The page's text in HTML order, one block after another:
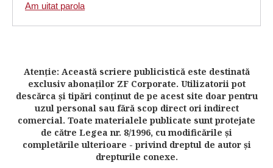
Am uitat parola
Atenţie: Această scriere publicistică este destinată
exclusiv abonaţilor ZF Corporate. Utilizatorii pot
descărca şi tipări conţinut de pe acest site doar pentru
uzul personal sau fără scop direct ori indirect
comercial. Toate materialele publicate sunt protejate
de către Legea nr. 8/1996, cu modificările şi
completările ulterioare - privind dreptul de autor şi
drepturile conexe.